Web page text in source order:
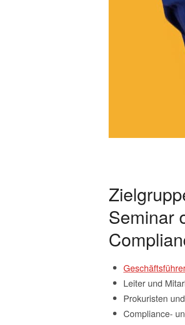
Seminar
Geschäftsführer
Leiter und
Prokuristen
Compliance-